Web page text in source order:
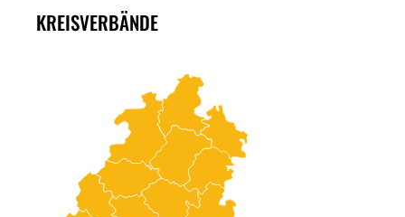
KREISVERBÄNDE